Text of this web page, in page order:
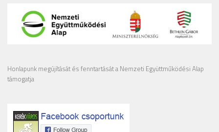
Honlapunk megújítását és fenntartását a Nemzeti Együttműködési Alap
támogatja